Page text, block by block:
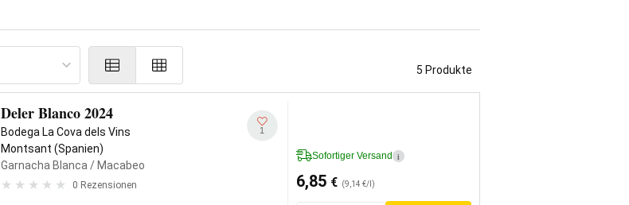
5 Produkte
Deler Blanco 2024
Bodega La Cova dels Vins
Montsant (Spanien)
Garnacha Blanca / Macabeo
0 Rezensionen
1
Sofortiger Versand i
6,85 € (9,14 €/l)